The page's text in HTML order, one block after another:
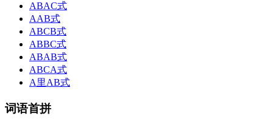
ABAC式
AAB式
ABCB式
ABBC式
ABAB式
ABCA式
A里AB式
词语首拼